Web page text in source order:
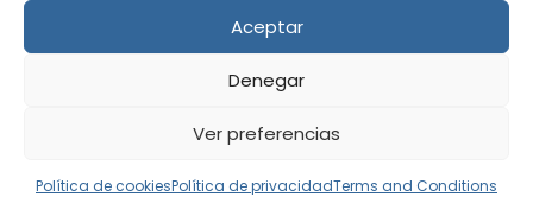
Aceptar
Denegar
Ver preferencias
Política de cookiesPolítica de privacidadTerms and Conditions
Aviso legal